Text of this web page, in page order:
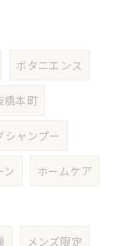
ボタニエンス
橋本町
シャンプー
ン ホームケア
メンズ限定